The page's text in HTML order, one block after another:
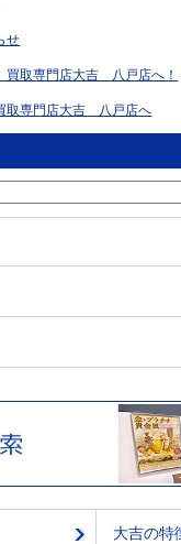
せ
取専門店大吉 八戸店へ！
取専門店大吉 八戸店へ
大吉の特